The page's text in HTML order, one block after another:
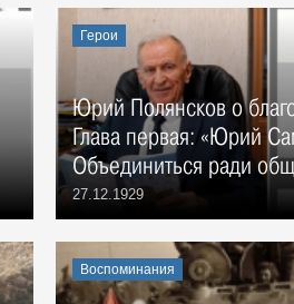
Герои
Юрий Полянсков о
Глава первая: «Юрий
Объединиться ради
27.12.1929
Воспоминания